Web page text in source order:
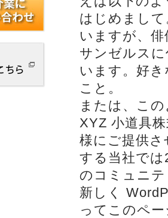
はじめまし
いますが、
サンゼルス
います。好
こと。
または、こ
XYZ 小道具
様にご提供
する当社で
のコミュニ
新しく
ってこのペ